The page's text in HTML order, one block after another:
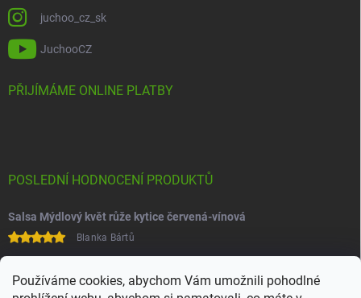
Používáme cookies, abychom Vám umožnili pohodlné
juchoo_cz_sk
JuchooCZ
PŘIJÍMÁME ONLINE PLATBY
POSLEDNÍ HODNOCENÍ PRODUKTŮ
Salsa Mýdlový květ růže kytice červená-vínová
Blanka Bártů